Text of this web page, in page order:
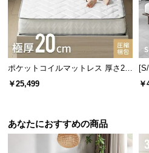
ポケットコイルマットレス 厚さ20
cm K
￥25,499
あなたにおすすめの商品